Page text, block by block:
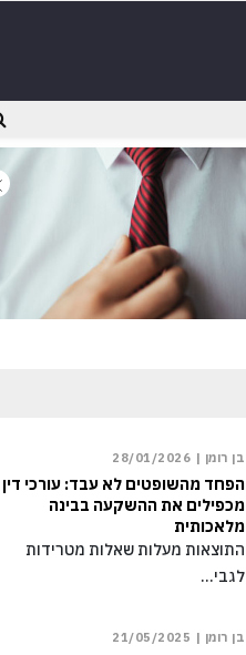
בן רומן | 28/01/2026
הפחד מהשופטים לא עבד: עורכי דין
מכפילים את ההשקעה בבינה
מלאכותית
התוצאות מעלות שאלות מטרידות
לגבי…
בן רומן | 21/05/2025